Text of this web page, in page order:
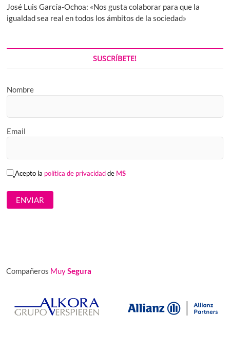
José Luis García-Ochoa: «Nos gusta colaborar para que la
igualdad sea real en todos los ámbitos de la sociedad»
SUSCRÍBETE!
Nombre
Email
Acepto la política de privacidadde MS
Compañeros MuySegura